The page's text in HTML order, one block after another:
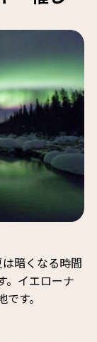
暗くなる時間
。イエローナ
す。